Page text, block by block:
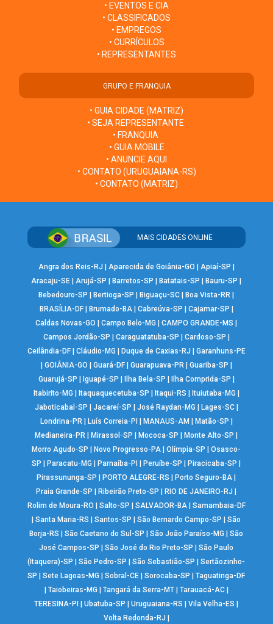
• EVENTOS E CIA
• CLASSIFICADOS
• EMPREGOS
• CURRÍCULOS
• REPRESENTANTES
GRUPO E FRANQUIA
• GUIA CIDADE (MATRIZ)
• SEJA REPRESENTANTE
• FRANQUIA
• GUIA MOBILE
• ANUNCIE AQUI
• CONTATO (URUGUAIANA-RS)
• CONTATO (MATRIZ)
MAIS CIDADES ONLINE
Angra dos Reis-RJ Aparecida de Goiânia-GO Apiaí-SP
Aracaju-SE |Arujá-SP Barretos-SP Batatais-SP Bauru-SP
Bebedouro-SP
Bertioga-SP Biguaçu-SC Boa Vista-RR
BRASÍLIA-DF| Brumado-BA| Cabreúva-SP Cajamar-SP
Caldas Novas-GO
|Campo Belo-MG |CAMPO GRANDE-MS
Campos Jordão-SP
Caraguatatuba-SP Cardoso-SP
Ceilândia-DF| Cláudio-MG Duque de Caxias-RJ
Garanhuns-PE
GOIÂNIA-GO Guará-DF| Guarapuava-PR| Guariba-SP
Guarujá-SP
Iguapé-SP Ilha Bela-SP Ilha Comprida-SP
Itabirito-MG
Itaquaquecetuba-SP Itaqui-RS Ituiutaba-MG
Jaboticabal-SP
Jacareí-SP José Raydan-MG Lages-SC|
Londrina-PR| Luís Correia-PI MANAUS-AM Matão-SP
Medianeira-PR
Mirassol-SP Mococa-SP Monte Alto-SP
Morro Agudo-SP
Novo Progresso-PA |Olímpia-SP |Osasco-
SP
Paracatu-MG Parnaíba-PI Peruíbe-SP Piracicaba-SP
Pirassununga-SP
PORTO ALEGRE-RS Porto Seguro-BA
Praia Grande-SP
Ribeirão Preto-SP RIO DE JANEIRO-RJ
Rolim de Moura-RO
Salto-SP SALVADOR-BA| Samambaia-DF
|Santa Maria-RS |Santos-SP |São Bernardo Campo-SP |São
Borja-RS
|São Caetano do Sul-SP |São João Paraíso-MG |São
José Campos-SP
|São José do Rio Preto-SP |São Paulo
(Itaquera)-SP
|São Pedro-SP |São Sebastião-SP |Sertãozinho-
SP
|Sete Lagoas-MG |Sobral-CE |Sorocaba-SP |Taguatinga-DF
Taiobeiras-MG Tangará da Serra-MT| Tarauacá-AC|
TERESINA-PI
|Ubatuba-SP |Uruguaiana-RS |Vila Velha-ES
Volta Redonda-RJ